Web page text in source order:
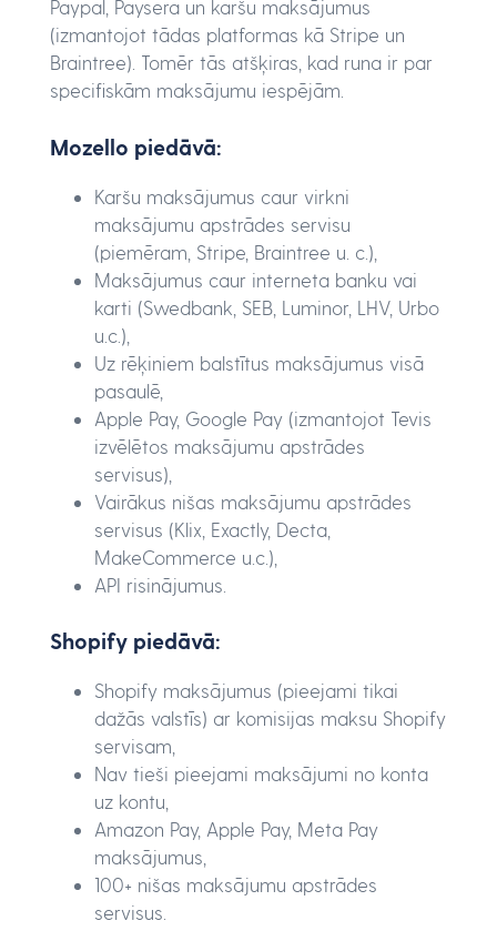
Paypal, Paysera un karšu maksājumus
(izmantojot tādas platformas kā Stripe un
Braintree). Tomēr tās atšķiras, kad runa ir par
specifiskām maksājumu iespējām.
Mozello piedāvā:
Karšu maksājumus caur virkni
maksājumu apstrādes servisu
(piemēram, Stripe, Braintree u. c.),
Maksājumus caur interneta banku vai
karti (Swedbank, SEB, Luminor, LHV, Urbo
u.c.),
Uz rēķiniem balstītus maksājumus visā
pasaulē,
Apple Pay, Google Pay (izmantojot Tevis
izvēlētos maksājumu apstrādes
servisus),
Vairākus nišas maksājumu apstrādes
servisus (Klix, Exactly, Decta,
MakeCommerce u.c.),
API risinājumus.
Shopify piedāvā:
Shopify maksājumus (pieejami tikai
dažās valstīs) ar komisijas maksu Shopify
servisam,
Nav tieši pieejami maksājumi no konta
uz kontu,
Amazon Pay, Apple Pay, Meta Pay
maksājumus,
100+ nišas maksājumu apstrādes
servisus.